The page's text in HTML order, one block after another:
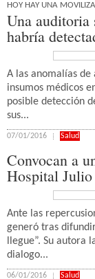
HOY HAY UNA
Una
habría
A las anomalías
insumos médicos
posible detección
sus...
07/01/2016 Salud
Convocan a
Hospital Julio
Ante las
generó tras
llegue”. Su autora
dialogo...
06/01/2016 Salud